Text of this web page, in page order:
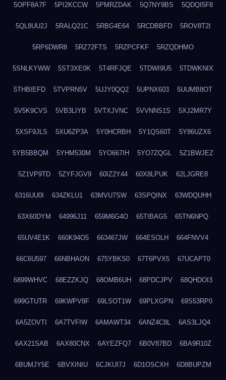
5OPF8A7F 5PI2KCCW 5PMRZDAK 5Q7NY9BS 5QDQI5F8
5QL8UU2J 5RALQ21C 5RBG4E64 5RCDBBFD 5ROV8T2I
5RP6DWR8 5RZ72FTS 5RZPCFKF 5RZQDHMO
5SNLKYWW 5ST3XE0K 5T4RFJQE 5TDWI9U5 5TDWKNIX
5THBIEFD 5TVPRN5V 5UJY0QQ2 5UPNX603 5UUMB8OT
5V5K9CVS 5VB3LIYB 5VTXJVNC 5VVNNS1S 5XJ2MR7Y
5XSF9JLS 5XU6ZP3A 5Y0HCRBH 5Y1QS60T 5Y86UZX6
5YB5BBQM 5YHM530M 5YO667IH 5YO7ZQGL 5Z1BWJEZ
5Z1VP9TD 5ZYFJGV9 60IZ2Y44 60X8LPUK 62LJGRE8
6316UU0I 634ZKLU1 63MVU7SW 63SPQINX 63WDQUHH
63X60DYM 64996J11 659M6G4O 65TIBAG5 65TN6NPQ
65UV4E1K 660K94O5 663467JW 664ESOLH 664FNVV4
66C6U597 66NBHAON 675YBKS0 67T6PVX5 67UCAPT0
6899WHVC 68EZZKJQ 68OMB6UH 68PDCJPV 68QHDOI3
699GTUTR 69KWPV8F 69LSOT1W 69PLXGPN 69S53RP0
6A5ZOVTI 6A7TVFIW 6AMAWT34 6ANZ4C8L 6AS3LJQ4
6AX21SAB 6AX80CNX 6AYEZFQ7 6B0V87BD 6BA9R10Z
6BUMJY5E 6BVXINIU 6CJKUI7J 6D1OSCXH 6D8BUPZM